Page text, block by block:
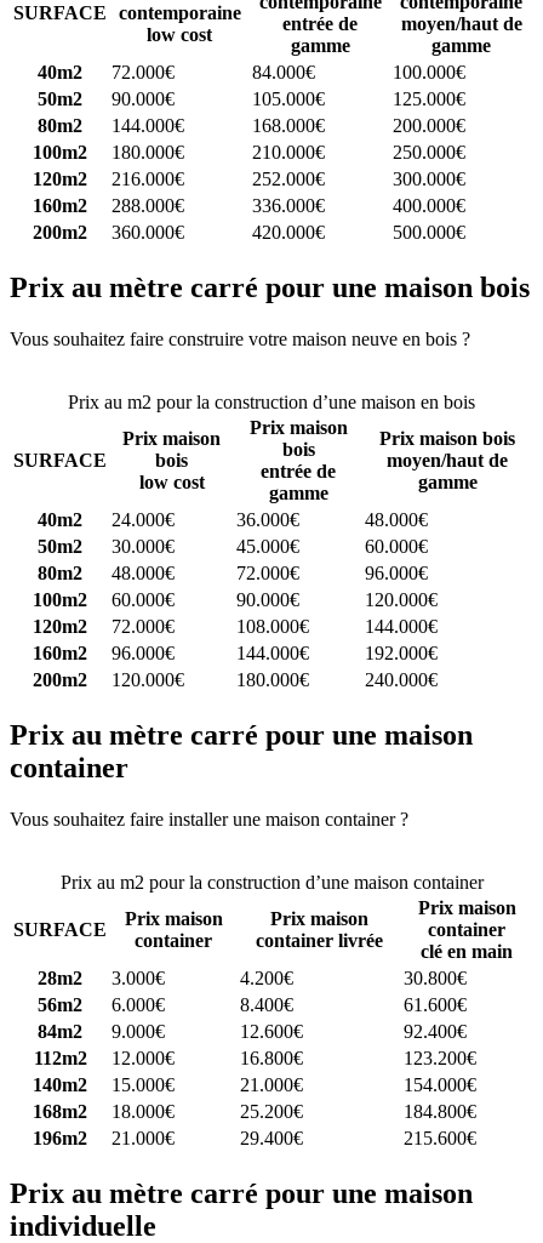
SURFACE
contemporaine
low cost
entrée de
gamme
moyen/haut de
gamme
40m2
72.000€ 84.000€
100.000€
50m2
90.000€ 105.000€
125.000€
80m2
144.000€ 168.000€
200.000€
100m2
180.000€ 210.000€
250.000€
120m2
216.000€ 252.000€
300.000€
160m2
288.000€ 336.000€
400.000€
200m2
360.000€ 420.000€ 500.000€
Prix au mètre carré pour une maison bois
Vous souhaitez faire construire votre maison neuve en bois ?
Prix au m2 pour la construction d’une maison en bois
SURFACE
Prix maison
bois
low cost
Prix maison
bois
entrée de
gamme
Prix maison bois
moyen/haut de
gamme
40m2
24.000€ 36.000€
48.000€
50m2
30.000€ 45.000€
60.000€
80m2
48.000€ 72.000€
96.000€
100m2
60.000€ 90.000€
120.000€
120m2
72.000€ 108.000€
144.000€
160m2
96.000€ 144.000€
192.000€
200m2
120.000€ 180.000€ 240.000€
Prix au mètre carré pour une maison
container
Vous souhaitez faire installer une maison container ?
Prix au m2 pour la construction d’une maison container
SURFACE
Prix maison
container
Prix maison
container livrée
Prix maison
container
clé en main
28m2
3.000€ 4.200€
30.800€
56m2
6.000€ 8.400€
61.600€
84m2
9.000€ 12.600€
92.400€
112m2
12.000€ 16.800€
123.200€
140m2
15.000€ 21.000€
154.000€
168m2
18.000€ 25.200€
184.800€
196m2
21.000€ 29.400€ 215.600€
Prix au mètre carré pour une maison
individuelle